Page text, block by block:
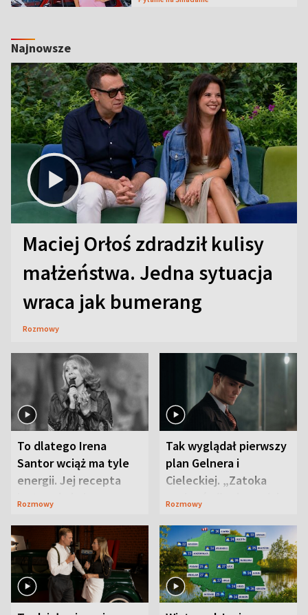
Najnowsze
Maciej Orłoś zdradził kulisy
małżeństwa. Jedna sytuacja
wraca jak bumerang
Rozmowy
To dlatego Irena
Santor wciąż ma tyle
energii. Jej recepta
jest zaskakująco
Rozmowy
Tak wyglądał pierwszy
plan Gelnera i
Cieleckiej. „Zatoka
szpiegów” od razu ich
Rozmowy